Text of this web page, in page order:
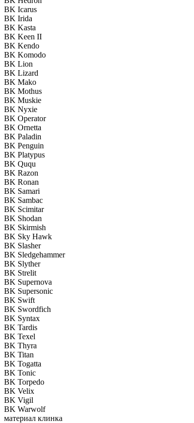
BK Icarus
BK Irida
BK Kasta
BK Keen II
BK Kendo
BK Komodo
BK Lion
BK Lizard
BK Mako
BK Mothus
BK Muskie
BK Nyxie
BK Operator
BK Ornetta
BK Paladin
BK Penguin
BK Platypus
BK Ququ
BK Razon
BK Ronan
BK Samari
BK Sambac
BK Scimitar
BK Shodan
BK Skirmish
BK Sky Hawk
BK Slasher
BK Sledgehammer
BK Slyther
BK Strelit
BK Supernova
BK Supersonic
BK Swift
BK Swordfich
BK Syntax
BK Tardis
BK Texel
BK Thyra
BK Titan
BK Togatta
BK Tonic
BK Torpedo
BK Velix
BK Vigil
BK Warwolf
материал клинка